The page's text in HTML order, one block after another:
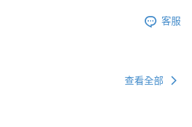
客服
查看全部